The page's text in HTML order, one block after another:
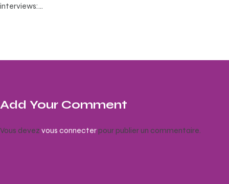
interviews:…
Add Your Comment
Vous devez vous connecter pour publier un commentaire.